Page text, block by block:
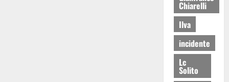
Chiarelli
Ilva
incidente
Lc
Solito